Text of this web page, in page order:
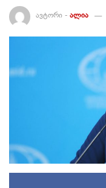
ავტორი - ალია